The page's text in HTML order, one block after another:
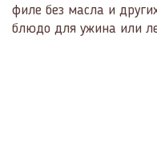
филе без масла и
блюдо для ужина или